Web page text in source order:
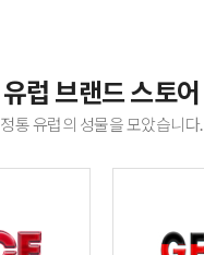
유럽 브랜드 스토어
정통 유럽의 성물을 모았습니다.